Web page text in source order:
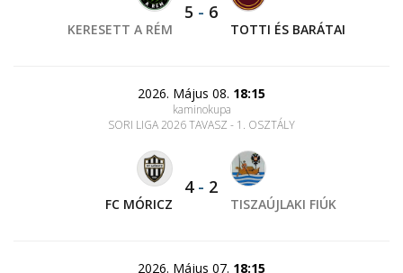
KERESETT A RÉM
5 - 6
TOTTI ÉS BARÁTAI
2026. Május 08. 18:15
kaminokupa
SORI LIGA 2026 TAVASZ - 1. OSZTÁLY
FC MÓRICZ
4- 2
TISZAÚJLAKI FIÚK
2026. Május 07. 18:15